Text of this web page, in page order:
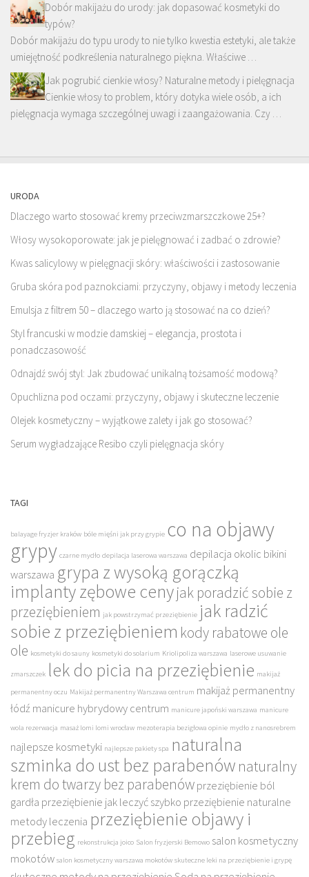
Dobór makijażu do urody: jak dopasować kosmetyki do
typów?
Dobór makijażu do typu urody to nie tylko kwestia estetyki, ale także
umiejętność podkreślenia naturalnego piękna. Właściwe …
Jak pogrubić cienkie włosy? Naturalne metody i pielęgnacja
Cienkie włosy to problem, który dotyka wiele osób, a ich
pielęgnacja wymaga szczególnej uwagi i zaangażowania. Czy …
URODA
Dlaczego warto stosować kremy przeciwzmarszczkowe 25+?
Włosy wysokoporowate: jak je pielęgnować i zadbać o zdrowie?
Kwas salicylowy w pielęgnacji skóry: właściwości i zastosowanie
Gruba skóra pod paznokciami: przyczyny, objawy i metody leczenia
Emulsja z filtrem 50 – dlaczego warto ją stosować na co dzień?
Styl francuski w modzie damskiej – elegancja, prostota i
ponadczasowość
Odnajdź swój styl: Jak zbudować unikalną tożsamość modową?
Opuchlizna pod oczami: przyczyny, objawy i skuteczne leczenie
Olejek kosmetyczny – wyjątkowe zalety i jak go stosować?
Serum wygładzające Resibo czyli pielęgnacja skóry
TAGI
balayage fryzjer kraków bóle mięśni jak przy grypie co na objawy
grypy czarne mydło depilacja laserowa warszawa depilacja okolic bikini
warszawa grypa z wysoką gorączką
implanty zębowe cenyjak poradzić sobie z
przeziębieniem jak powstrzymać przeziębienie jak radzić
sobie z przeziębieniem kody rabatowe ole
ole kosmetyki do sauny kosmetyki do solarium Kriolipoliza warszawa laserowe usuwanie
zmarszczek lek do picia na przeziębienie makijaż
permanentny oczu Makijaż permanentny Warszawa centrum makijaż permanentny
łódź manicure hybrydowy centrum manicure japoński warszawa manicure
wola rezerwacja masaż lomi lomi wrocław mezoterapia bezigłowa opinie mydło z nanosrebrem
najlepsze kosmetyki najlepsze pakiety spa naturalna
szminka do ust bez parabenów naturalny
krem do twarzy bez parabenówprzeziębienie ból
gardła przeziębienie jak leczyć szybko przeziębienie naturalne
metody leczenia przeziębienie objawy i
przebieg rekonstrukcja joico Salon fryzjerski Bemowo salon kosmetyczny
mokotów salon kosmetyczny warszawa mokotów skuteczne leki na przeziębienie i grypę